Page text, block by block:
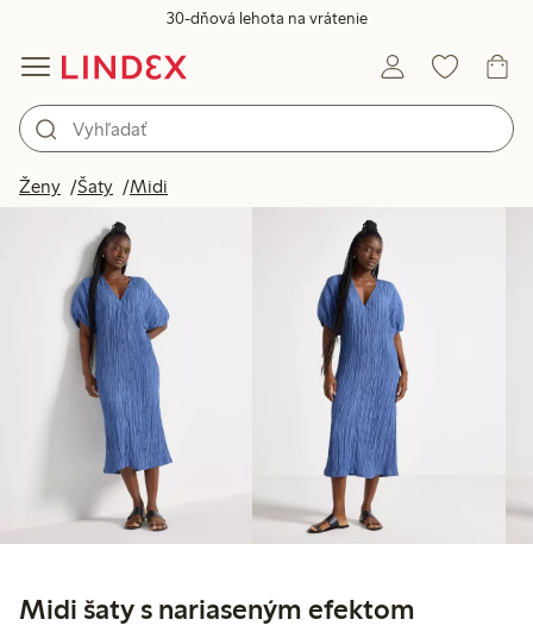
30-dňová lehota na vrátenie
Ženy Šaty Midi
Midi šaty s nariaseným efektom